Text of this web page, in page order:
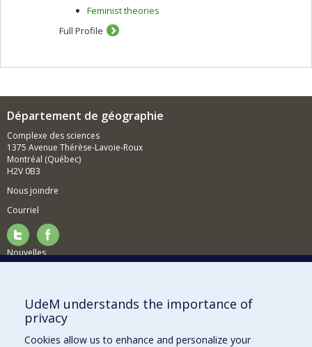
Feminist theories
Full Profile
Département de géographie
Complexe des sciences
1375 Avenue Thérèse-Lavoie-Roux
Montréal (Québec)
H2V 0B3
Nous joindre
Courriel
Nouvelles
Comment soutenir le Département?
BESOIN D'AIDE?
Plan du site
UdeM understands the importance of
privacy
Cookies allow us to enhance and personalize your